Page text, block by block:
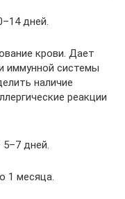
дней.
крови. Дает
иммунной системы
наличие
реакции
дней.
1 месяца.